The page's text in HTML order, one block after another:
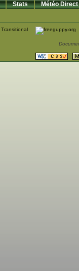
Stats Météo Direct